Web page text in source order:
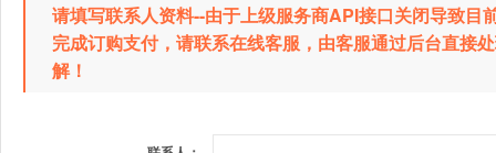
请填写联系人资料--由于上级服务商API接口关闭导致目
完成订购支付，请联系在线客服，由客服通过后台直接
解！